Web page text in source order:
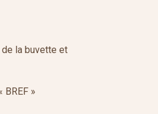
la buvette et
BREF »